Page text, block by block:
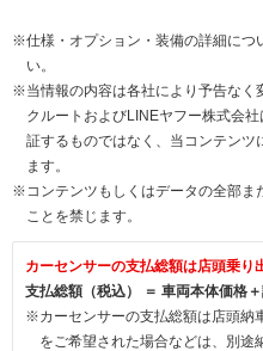
※仕様・オプション・装備の詳細につ
い。
※当情報の内容は各社により予告なく
クルートおよびLINEヤフー株式会
証するものではなく、当コンテン
ます。
※コンテンツもしくはデータの全部ま
ことを禁じます。
カーセンサーの支払総額は店頭乗り
支払総額（税込） ＝ 車両本体価格
※カーセンサーの支払総額は店頭納
をご希望された場合などは、別途